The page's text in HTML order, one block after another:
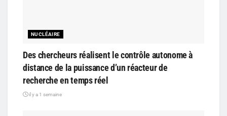
NUCLÉAIRE
Des chercheurs réalisent le contrôle autonome à
distance de la puissance d’un réacteur de
recherche en temps réel
il y a 1 semaine